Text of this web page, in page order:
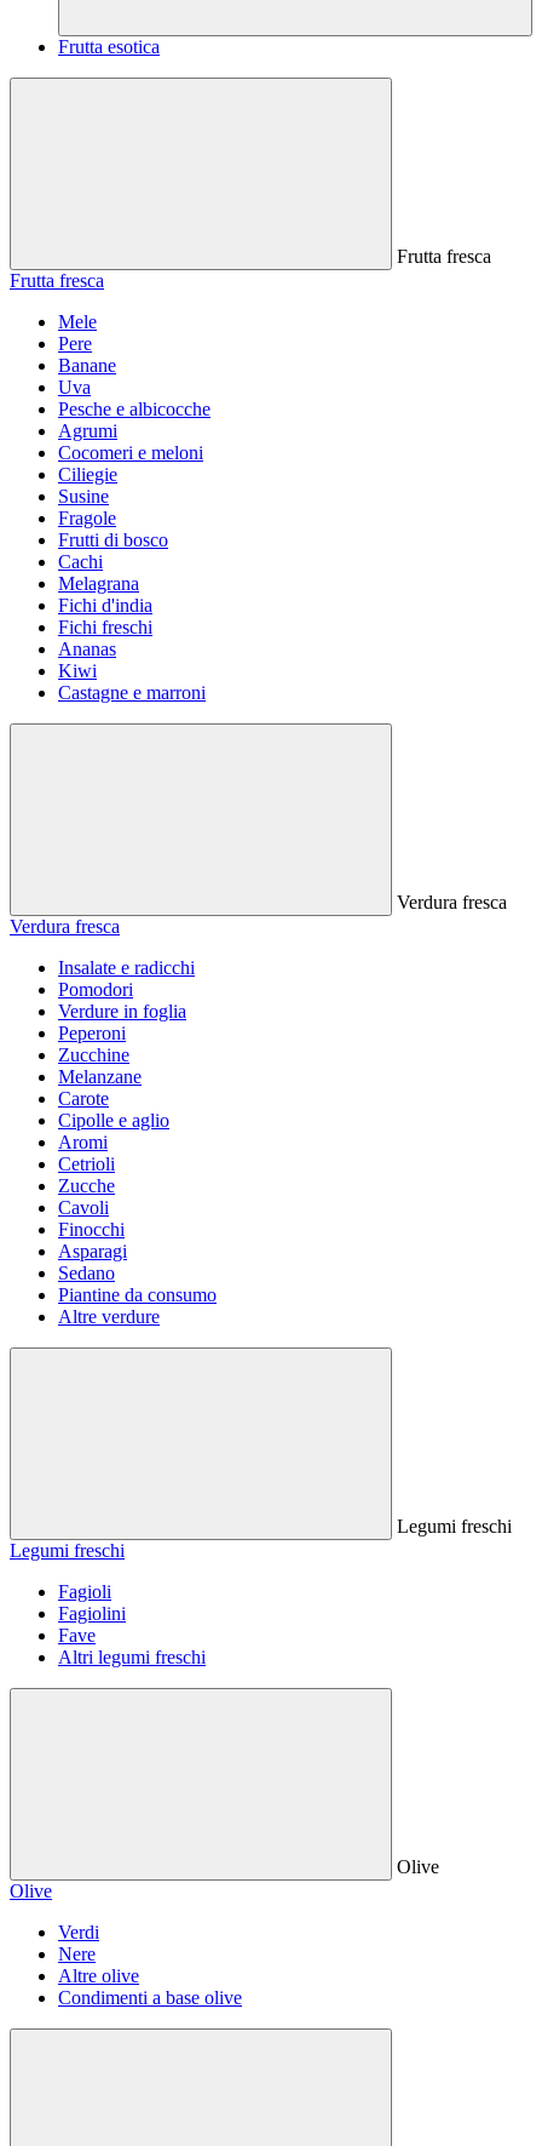
Frutta esotica
Frutta fresca
Frutta fresca
Mele
Pere
Banane
Uva
Pesche e albicocche
Agrumi
Cocomeri e meloni
Ciliegie
Susine
Fragole
Frutti di bosco
Cachi
Melagrana
Fichi d'india
Fichi freschi
Ananas
Kiwi
Castagne e marroni
Verdura fresca
Verdura fresca
Insalate e radicchi
Pomodori
Verdure in foglia
Peperoni
Zucchine
Melanzane
Carote
Cipolle e aglio
Aromi
Cetrioli
Zucche
Cavoli
Finocchi
Asparagi
Sedano
Piantine da consumo
Altre verdure
Legumi freschi
Legumi freschi
Fagioli
Fagiolini
Fave
Altri legumi freschi
Olive
Olive
Verdi
Nere
Altre olive
Condimenti a base olive